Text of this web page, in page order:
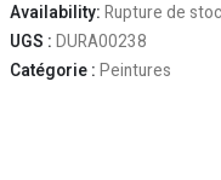
Availability: Rupture de
UGS : DURA00238
Catégorie : Peintures